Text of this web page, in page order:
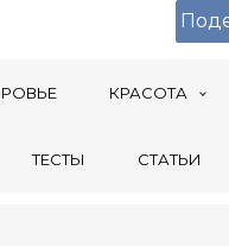
КРАСОТА
ТЕСТЫ СТАТЬИ